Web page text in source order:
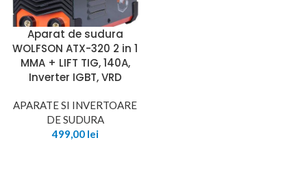
Aparat de sudura
WOLFSON ATX-320 2 in 1
MMA + LIFT TIG, 140A,
Inverter IGBT, VRD
APARATE SI INVERTOARE
DE SUDURA
499,00 lei